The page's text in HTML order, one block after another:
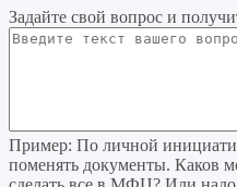
Задайте свой вопрос и
Пример: По личной
поменять документы. Каков